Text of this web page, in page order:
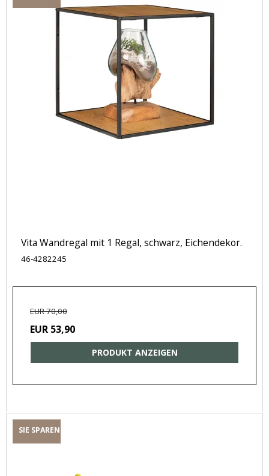
Vita Wandregal mit 1 Regal, schwarz, Eichendekor.
46-4282245
EUR 70,00
EUR 53,90
PRODUKT ANZEIGEN
SIE SPAREN